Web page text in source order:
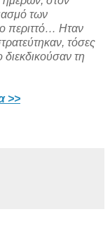
των
περιττό… Ηταν
τόσες
τη
>>